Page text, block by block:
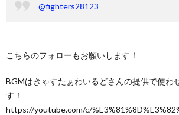
@fighters28123
こちらのフォローもお願いします！
BGMはきゃすたぁわいるどさんの提供で使わ
す！
https://youtube.com/c/